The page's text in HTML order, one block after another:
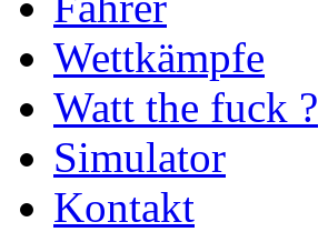
Wettkämpfe
Watt the fuck ?
Simulator
Kontakt